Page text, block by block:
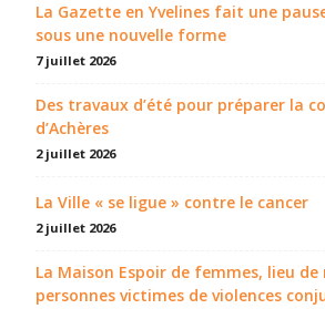
La Gazette en Yvelines fait une
sous une nouvelle forme
7 juillet 2026
Des travaux d’été pour préparer la
d’Achères
2 juillet 2026
La Ville « se ligue » contre le cancer
2 juillet 2026
La Maison Espoir de femmes, lieu
personnes victimes de violences